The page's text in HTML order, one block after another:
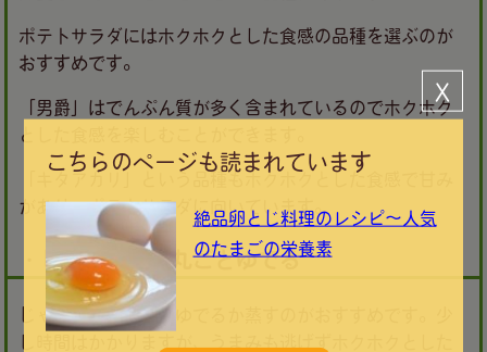
ポテトサラダにはホクホクとした食感の品種を選ぶのが
おすすめです。
「男爵」はでんぷん質が多く含まれているのでホクホク
とした食感を楽しむことができます。
「キタアカリ」という品種もホクホクとした食感で甘み
があり、ポテトサラダに向いています。
・じゃがいもは丸ごとゆでる
じゃがいもは丸ごとゆでるか蒸すのがおすすめです。少
こちらのページも読まれています
絶品卵とじ料理のレシピ～人気
のたまごの栄養素
Ｘ